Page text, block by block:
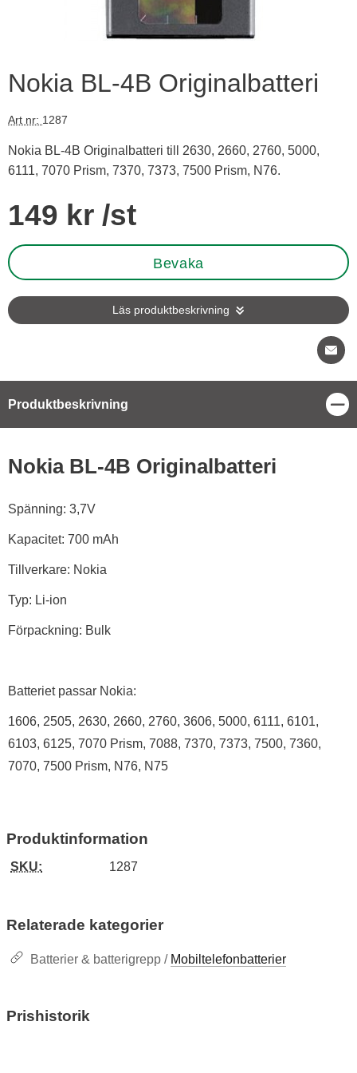
Nokia BL-4B Originalbatteri
Art nr: 1287
Nokia BL-4B Originalbatteri till 2630, 2660, 2760, 5000,
6111, 7070 Prism, 7370, 7373, 7500 Prism, N76.
pris
149 kr /st
Bevaka
Läs produktbeskrivning
Produktbeskrivning
Nokia BL-4B Originalbatteri
Spänning: 3,7V
Kapacitet: 700 mAh
Tillverkare: Nokia
Typ: Li-ion
Förpackning: Bulk
Batteriet passar Nokia:
1606, 2505, 2630, 2660, 2760, 3606, 5000, 6111, 6101,
6103, 6125, 7070 Prism, 7088, 7370, 7373, 7500, 7360,
7070, 7500 Prism, N76, N75
Produktinformation
SKU: 1287
Relaterade kategorier
Batterier & batterigrepp / Mobiltelefonbatterier
Prishistorik